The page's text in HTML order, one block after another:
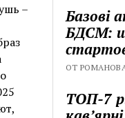
–
Базові
БДСМ:
ОТ
ТОП-7